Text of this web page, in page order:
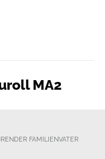
MA2
FAMILIENVATER